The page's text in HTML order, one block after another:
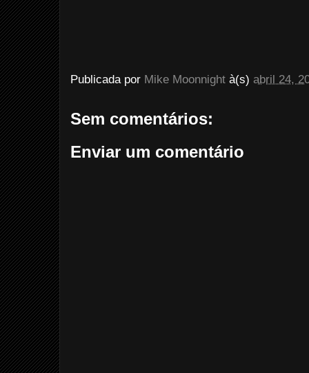
Publicada por Mike Moonnight à(s) abril 24,
Sem comentários:
Enviar um comentário